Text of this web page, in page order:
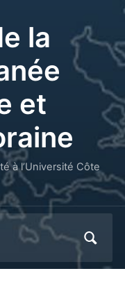
la
et
à l’Université Côte